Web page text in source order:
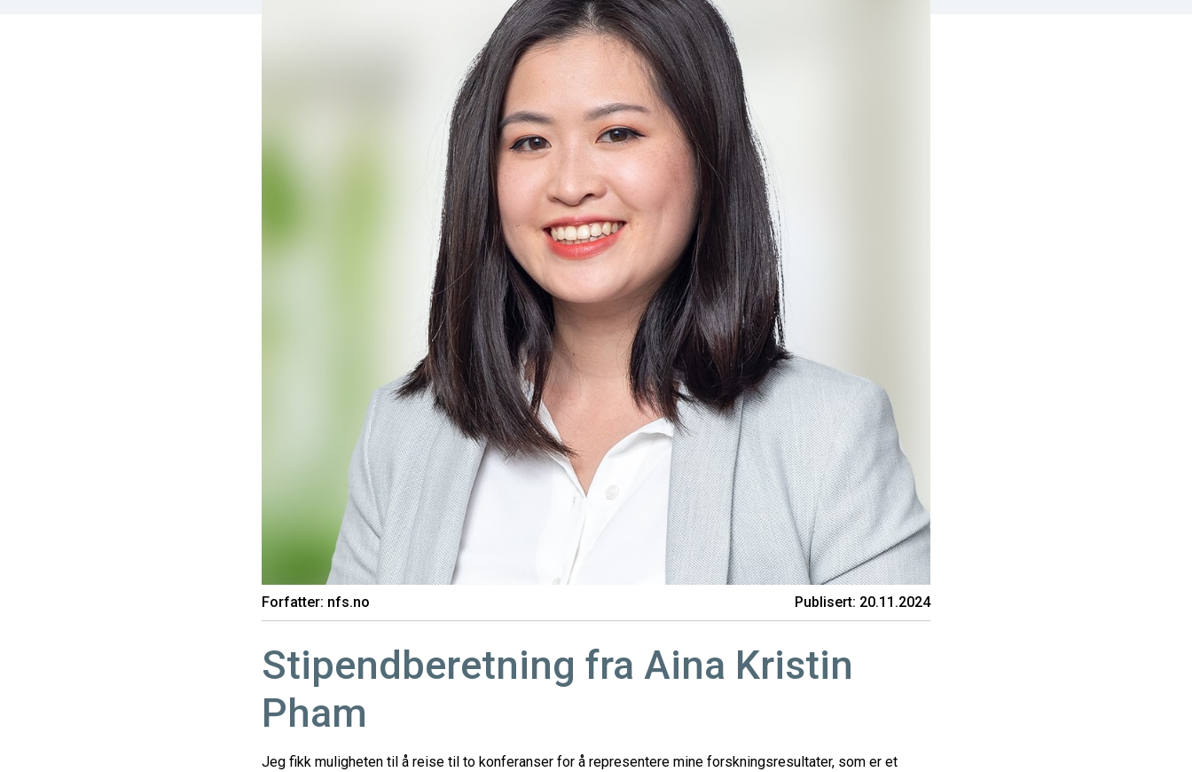
Forfatter: nfs.no Publisert: 20.11.2024
Stipendberetning fra Aina Kristin
Pham
Jeg fikk muligheten til å reise til to konferanser for å representere mine forskningsresultater, som er et